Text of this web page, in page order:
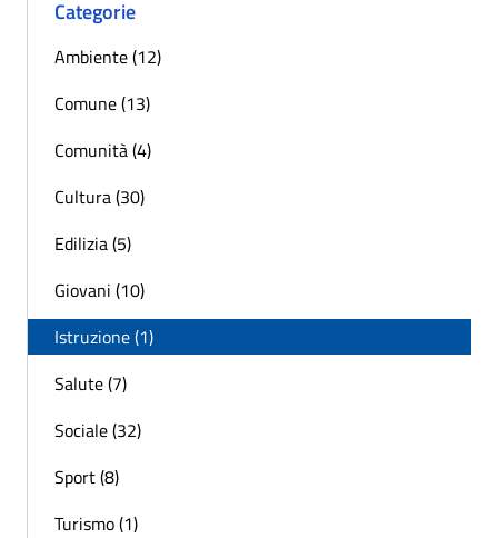
Categorie
Ambiente (12)
Comune (13)
Comunità (4)
Cultura (30)
Edilizia (5)
Giovani (10)
Istruzione (1)
Salute (7)
Sociale (32)
Sport (8)
Turismo (1)